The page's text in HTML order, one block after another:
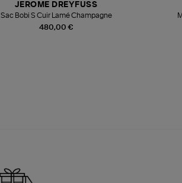
480,00 €
JEROME DREYFUSS
Sac Bobi S Cuir Lamé Champagne